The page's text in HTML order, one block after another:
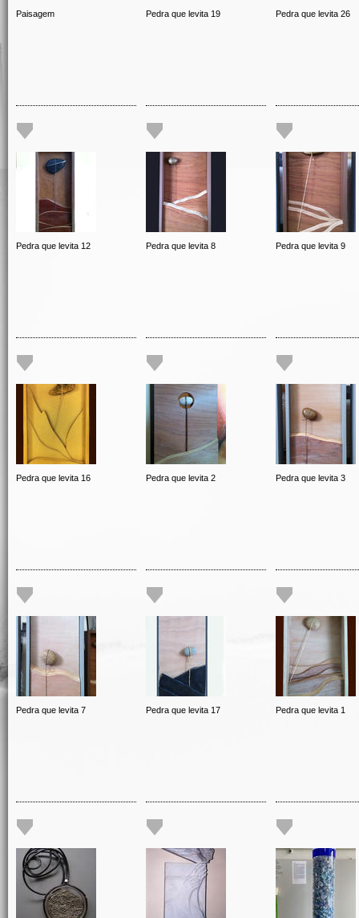
Paisagem Pedra que levita 19 Pedra que levita 26
Pedra que levita 12 Pedra que levita 8 Pedra que levita 9
Pedra que levita 16 Pedra que levita 2 Pedra que levita 3
Pedra que levita 7 Pedra que levita 17 Pedra que levita 1